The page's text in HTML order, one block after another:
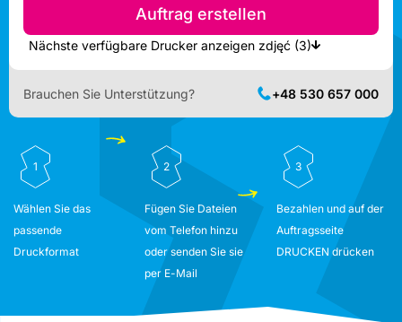
Auftrag erstellen
Nächste verfügbare Drucker anzeigen zdjęć (3)
Brauchen Sie Unterstützung? +48 530 657 000
1
Wählen Sie das
passende
Druckformat
2
Fügen Sie Dateien
vom Telefon hinzu
oder senden Sie sie
per E-Mail
3
Bezahlen und auf der
Auftragsseite
DRUCKEN drücken